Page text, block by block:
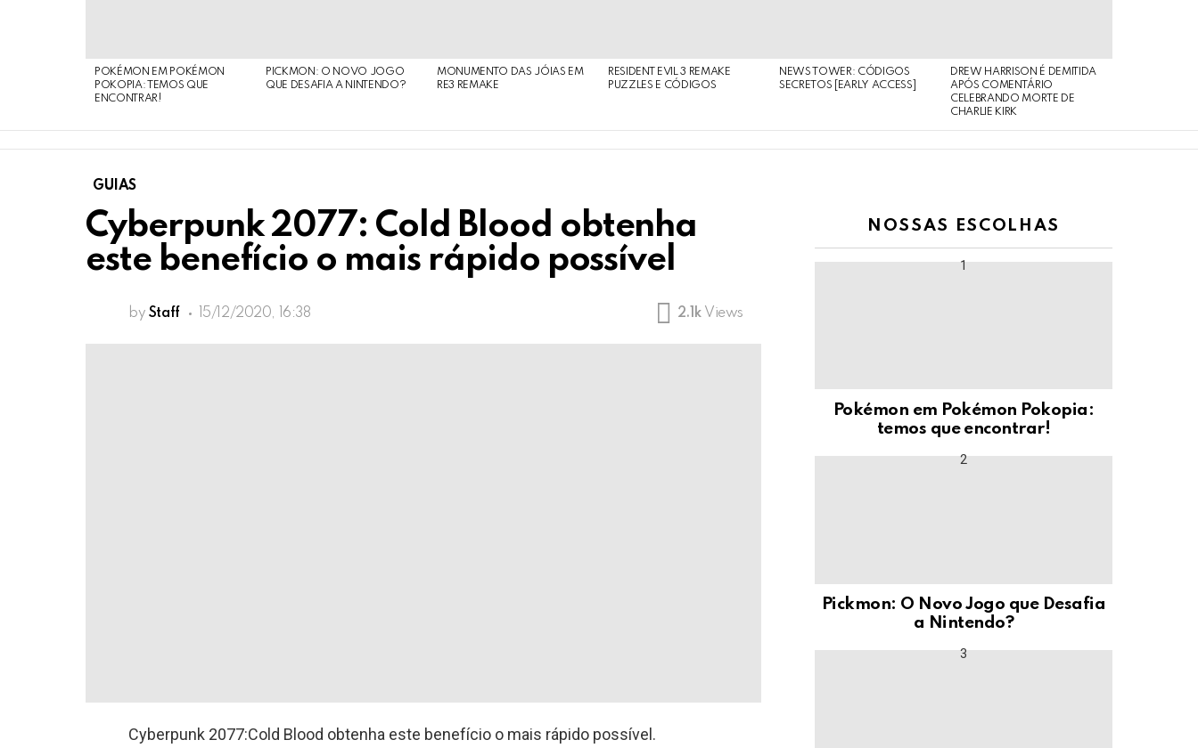
POKÉMON EM POKÉMON
POKOPIA: TEMOS QUE
ENCONTRAR!
PICKMON: O NOVO JOGO
QUE DESAFIA A NINTENDO?
MONUMENTO DAS JÓIAS EM
RE3 REMAKE
RESIDENT EVIL 3 REMAKE
PUZZLES E CÓDIGOS
NEWS TOWER: CÓDIGOS
SECRETOS [EARLY ACCESS]
DREW HARRISON É DEMITIDA
APÓS COMENTÁRIO
CELEBRANDO MORTE DE
CHARLIE KIRK
GUIAS
Cyberpunk 2077: Cold Blood obtenha
este benefício o mais rápido possível
by Staff 15/12/2020, 16:38 2.1k Views
Cyberpunk 2077:Cold Blood obtenha este benefício o mais rápido possível.
NOSSAS ESCOLHAS
Pokémon em Pokémon Pokopia:
temos que encontrar!
Pickmon: O Novo Jogo que Desafia
a Nintendo?